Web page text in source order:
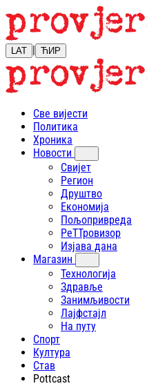
LAT | ЋИР
Све вијести
Политика
Хроника
Новости
Свијет
Регион
Друштво
Економија
Пољопривреда
РеТТровизор
Изјава дана
Магазин
Технологија
Здравље
Занимљивости
Лајфстajл
На путу
Спорт
Култура
Став
Pottcast